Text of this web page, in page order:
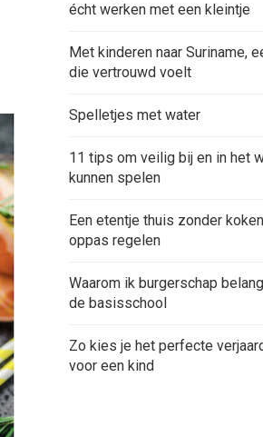
écht werken met een kleintje
Met kinderen naar Suriname,
die vertrouwd voelt
Spelletjes met water
11 tips om veilig bij en in het
kunnen spelen
Een etentje thuis zonder
oppas regelen
Waarom ik burgerschap
de basisschool
Zo kies je het perfecte
voor een kind